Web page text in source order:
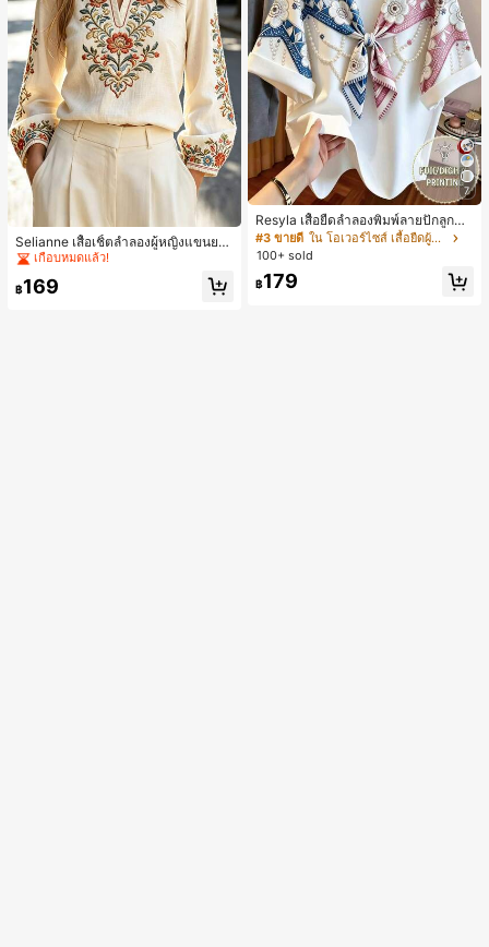
Selianne เสื้อเชิ้ตลำลองผู้หญิงแขนยา
ว คอวีเว้า ลายดอกไม้
#2 ขายดี
ใน งานปัก เสื้อทำงาน
เกือบหมดแล้ว!
#2 ขายดี ใน งานปัก เสื้อทำงาน
เกือบหมดแล้ว!
#2 ขายดี ใน งานปัก เสื้อทำงาน
เกือบหมดแล้ว!
#2 ขายดี
฿169
7
Resyla เสื้อยืดลำลองพิมพ์ลายปักลูกปัด
รูปโบว์ขนาดใหญ่สำหรับผู้หญิง
#3 ขายดี
ใน โอเวอร์ไซส์ เสื้อยืดผู้หญิง
100+ sold
฿179